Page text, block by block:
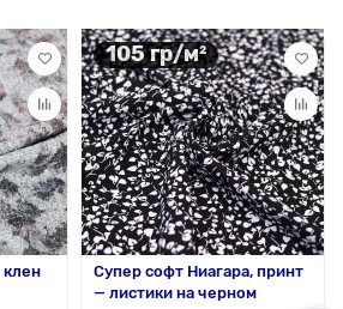
клен
105 гр/м²
Супер софт Ниагара, принт
— листики на черном